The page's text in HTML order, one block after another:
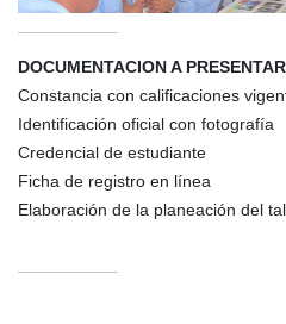
DOCUMENTACION A
Constancia con calificaciones
Identificación oficial con fotografía
Credencial de estudiante
Ficha de registro en línea
Elaboración de la planeación del